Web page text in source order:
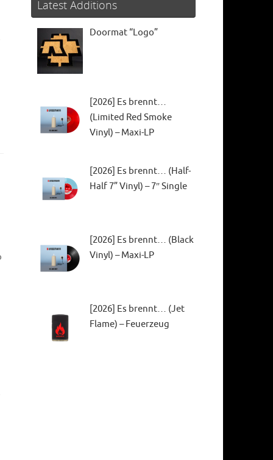
Latest Additions
Doormat “Logo”
[2026] Es brennt…
(Limited Red Smoke
Vinyl) – Maxi-LP
[2026] Es brennt… (Half-
Half 7” Vinyl) – 7″ Single
[2026] Es brennt… (Black
Vinyl) – Maxi-LP
[2026] Es brennt… (Jet
Flame) – Feuerzeug